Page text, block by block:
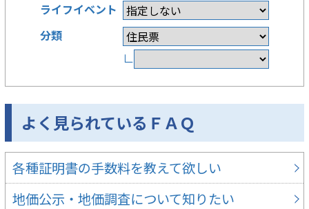
ライフイベント
分類
∟
よく見られているＦＡＱ
各種証明書の手数料を教えて欲しい
地価公示・地価調査について知りたい